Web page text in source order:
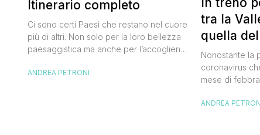
Itinerario completo
Ci sono certi Paesi che restano nel cuore
più di altri. Non solo per la loro bellezza
paesaggistica ma anche per l’accoglienza
di questi. Uno di quei luoghi in cui arrivi
ANDREA PETRONI
tra la
quella
Nonostante la
coronavirus
mese di
Germania per
ANDREA